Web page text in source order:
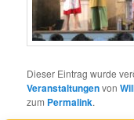
Dieser Eintrag wurde
Veranstaltungenvon
zum Permalink.